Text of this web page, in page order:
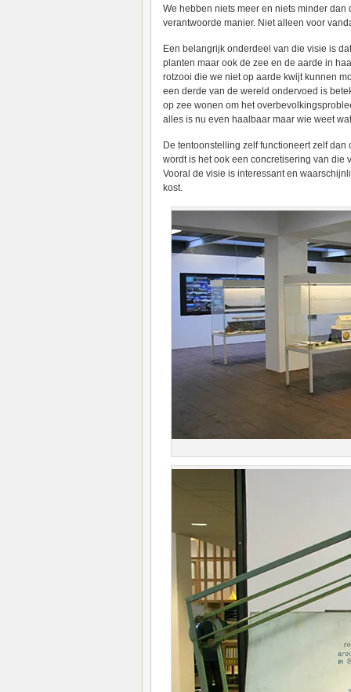
We hebben niets meer en niets minder
verantwoorde manier. Niet alleen voor
Een belangrijk onderdeel van die visie is
planten maar ook de zee en de aarde in
rotzooi die we niet op aarde kwijt kunnen
een derde van de wereld ondervoed is
op zee wonen om het
alles is nu even haalbaar maar wie weet
De tentoonstelling zelf functioneert zelf
wordt is het ook een concretisering van
Vooral de visie is interessant en
kost.